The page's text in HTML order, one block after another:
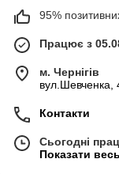
95%
Працює з
м. Чернігів
вул.Шевченка,
Контакти
Сьогодні
Показати